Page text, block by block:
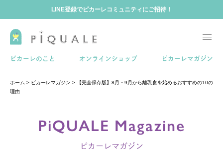
LINE登録でピカーレコミュニティにご招待！
ピカーレのこと オンラインショップ ピカーレマガジン
ホーム
ピカーレマガジン
ホーム > ピカーレマガジン >
【完全保存版】8月・9月から離乳食を始めるおすすめの10の
理由
PiQUALE Magazine
ピカーレマガジン